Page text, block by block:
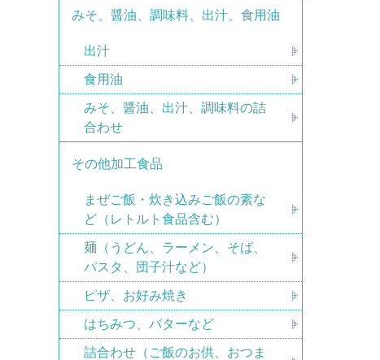
みそ、醤油、調味料、出汁、食用油
出汁
食用油
みそ、醤油、出汁、調味料の詰
合わせ
その他加工食品
まぜご飯・炊き込みご飯の素な
ど（レトルト食品含む）
麺（うどん、ラーメン、そば、
パスタ、団子汁など）
ピザ、お好み焼き
はちみつ、バターなど
詰合わせ（ご飯のお供、おつま